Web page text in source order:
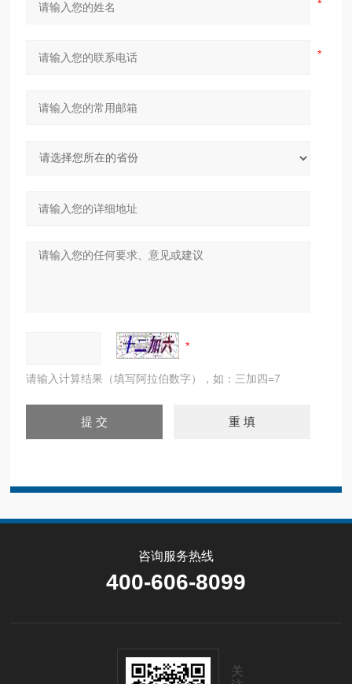
请输入计算结果（填写阿拉伯数字），如：三加四=7
咨询服务热线
400-606-8099
关